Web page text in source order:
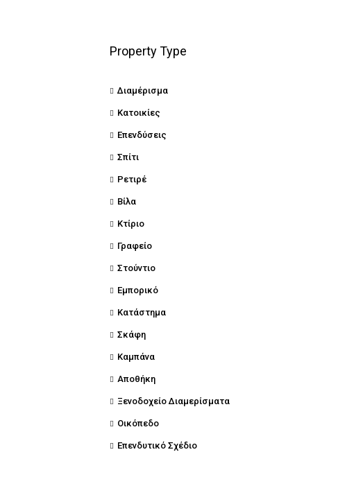
Property Type
Διαμέρισμα
Κατοικίες
Επενδύσεις
Σπίτι
Ρετιρέ
Βίλα
Κτίριο
Γραφείο
Στούντιο
Εμπορικό
Κατάστημα
Σκάφη
Καμπάνα
Αποθήκη
Ξενοδοχείο Διαμερίσματα
Οικόπεδο
Επενδυτικό Σχέδιο